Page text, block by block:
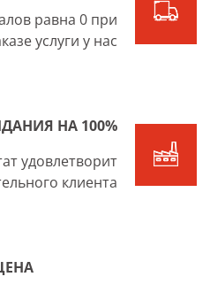
равна 0 при
услуги у нас
НА 100%
удовлетворит
клиента